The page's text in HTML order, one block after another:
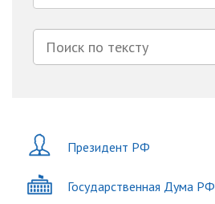
Президент РФ
Государственная Дума РФ